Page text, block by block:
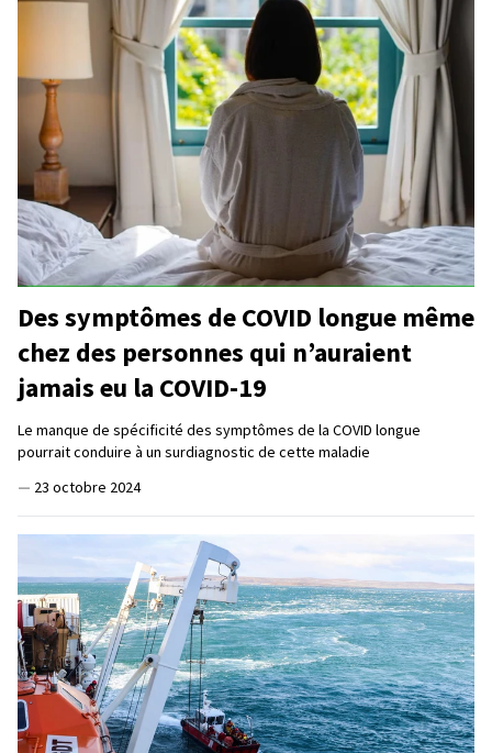
Des symptômes de COVID longue même
chez des personnes qui n’auraient
jamais eu la COVID-19
Le manque de spécificité des symptômes de la COVID longue
pourrait conduire à un surdiagnostic de cette maladie
— 23 octobre 2024